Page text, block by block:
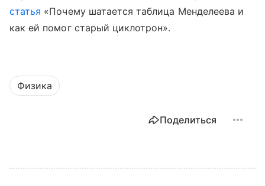
статья «Почему шатается таблица Менделеева и
как ей помог старый циклотрон».
Физика
Поделиться